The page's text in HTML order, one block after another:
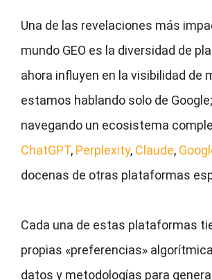
Una de las revelaciones más
mundo GEO es la diversidad de
ahora influyen en la visibilidad de
estamos hablando solo de
navegando un ecosistema
ChatGPT, Perplexity, Claude,
docenas de otras plataformas
Cada una de estas plataformas
propias «preferencias»
datos y metodologías para